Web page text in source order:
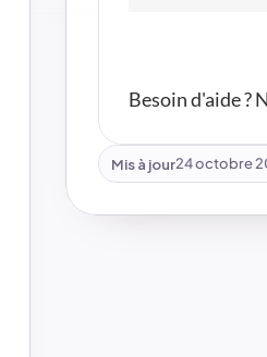
Besoin d'aide ?
Mis à jour24 octobre